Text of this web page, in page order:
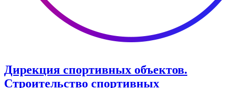
Дирекция спортивных объектов.
Строительство спортивных